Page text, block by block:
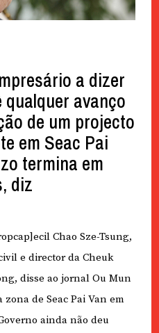
a dizer
qualquer avanço
de um projecto
em Seac Pai
termina em
diz
Chao Sze-Tsung,
e director da Cheuk
disse ao jornal Ou Mun
de Seac Pai Van em
ainda não deu